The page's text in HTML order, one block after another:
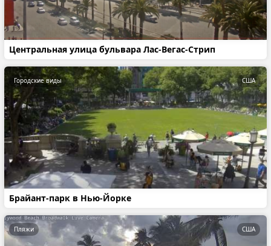
Центральная улица бульвара Лас-Вегас-Стрип
Брайант-парк в Нью-Йорке
Городские виды США
Пляжи США